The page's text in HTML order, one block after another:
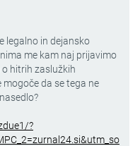
legalno in dejansko
me kam naj prijavimo
hitrih zaslužkih
da se tega ne
?